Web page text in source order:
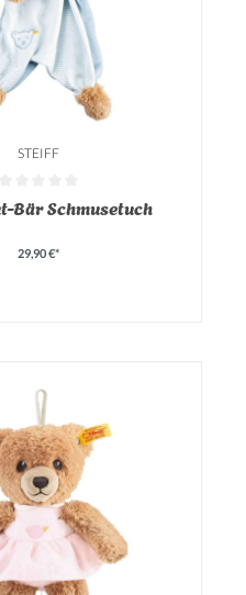
STEIFF
Bewertung von 0 von 5
Bär Schmusetuch
29,90 €*